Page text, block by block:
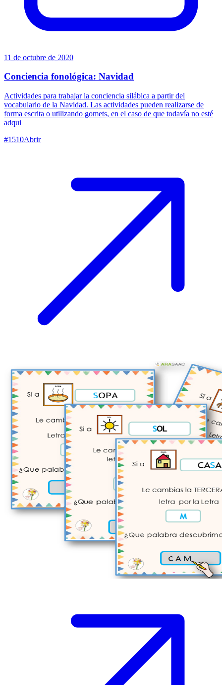
11 de octubre de 2020
Conciencia fonológica: Navidad
Actividades para trabajar la conciencia silábica a partir del
vocabulario de la Navidad. Las actividades pueden realizarse de
forma escrita o utilizando gomets, en el caso de que todavía no esté
adqui
#1510Abrir